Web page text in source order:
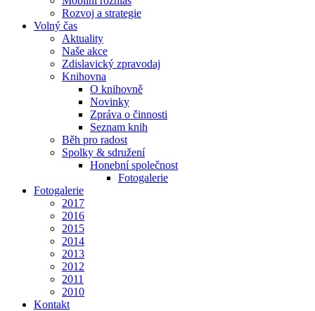
Rozvoj a strategie
Volný čas
Aktuality
Naše akce
Zdislavický zpravodaj
Knihovna
O knihovně
Novinky
Zpráva o činnosti
Seznam knih
Běh pro radost
Spolky & sdružení
Honební společnost
Fotogalerie
Fotogalerie
2017
2016
2015
2014
2013
2012
2011
2010
Kontakt